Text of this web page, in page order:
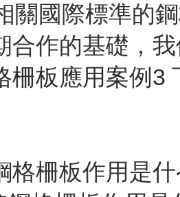
關國際標準的
合作的基礎，
柵板應用案例3
格柵板作用是